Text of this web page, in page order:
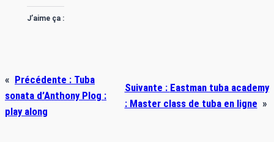
J’aime ça :
« Précédente : Tuba
sonata d’Anthony Plog :
play along
Suivante : Eastman tuba academy
: Master class de tuba en ligne »